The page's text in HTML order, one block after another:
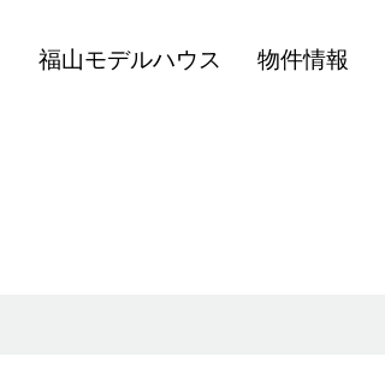
福山モデルハウス 物件情報